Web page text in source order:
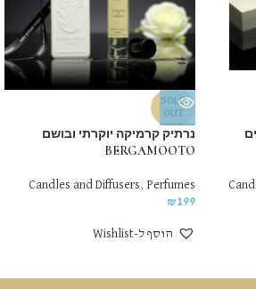
חלקים
SOLD
OUT
נרתיק קרמיקה יוקרתי ובושם
BERGAMOOTO
Candles and Diffusers , Perfumes
₪199
הוסף ל-Wishlist